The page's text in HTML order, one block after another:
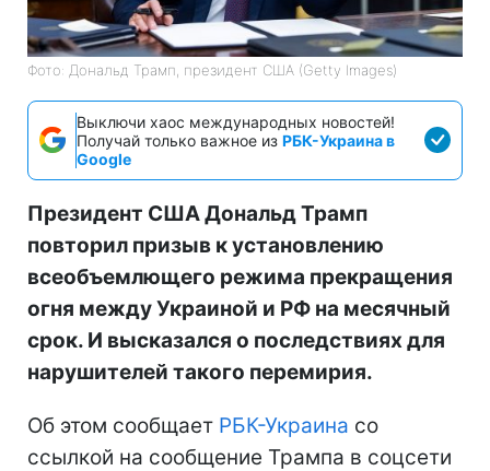
Фото: Дональд Трамп, президент США (Getty Images)
Выключи хаос международных новостей!
Получай только важное из РБК-Украина в
Google
Президент США Дональд Трамп
повторил призыв к установлению
всеобъемлющего режима прекращения
огня между Украиной и РФ на месячный
срок. И высказался о последствиях для
нарушителей такого перемирия.
Об этом сообщает РБК-Украина со
ссылкой на сообщение Трампа в соцсети